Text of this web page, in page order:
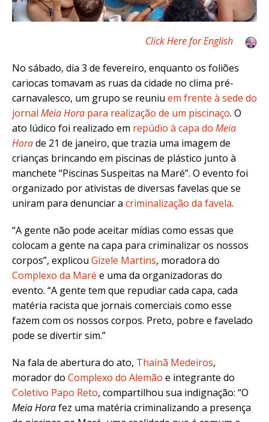
Click Here for English
No sábado, dia 3 de fevereiro, enquanto os foliões
cariocas tomavam as ruas da cidade no clima pré-
carnavalesco, um grupo se reuniu em frente à sede do
jornal Meia Hora para realização de um piscinaço. O
ato lúdico foi realizado em repúdio à capa do Meia
Horade 21 de janeiro, que trazia uma imagem de
crianças brincando em piscinas de plástico junto à
manchete “Piscinas Suspeitas na Maré”. O evento foi
organizado por ativistas de diversas favelas que se
uniram para denunciar a criminalização da favela.
“A gente não pode aceitar mídias como essas que
colocam a gente na capa para criminalizar os nossos
corpos”, explicou Gizele Martins, moradora do
Complexo da Maré e uma da organizadoras do
evento. “A gente tem que repudiar cada capa, cada
matéria racista que jornais comerciais como esse
fazem com os nossos corpos. Preto, pobre e favelado
pode se divertir sim.”
Na fala de abertura do ato, Thainã Medeiros,
morador do Complexo do Alemão e integrante do
Coletivo Papo Reto, compartilhou sua indignação: “O
Meia Horafez uma matéria criminalizando a presença